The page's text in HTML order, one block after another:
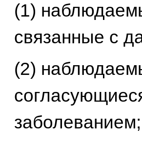
(1)
связанные с
(2)
заболеванием;